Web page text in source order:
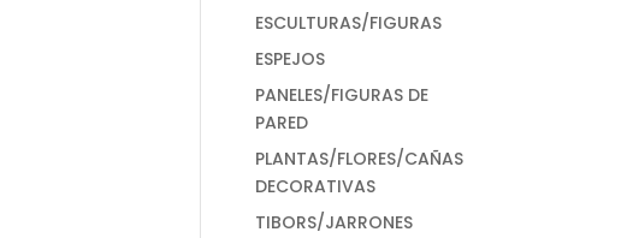
ESCULTURAS/FIGURAS
ESPEJOS
PANELES/FIGURAS DE
PARED
PLANTAS/FLORES/CAÑAS
DECORATIVAS
TIBORS/JARRONES